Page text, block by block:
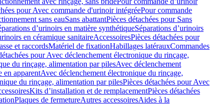
pour Avec commande d'urinoir intégréePour commande
sans eauSans abattantPièces détachées pour Sans
d’urinoirs en matière synthétiqueSéparations d’urinoirs
en céramique sanitaireAccessoiresPièces détachées pour
et raccordsMatériel de fixationHabillages latérauxCommandes
pour Avec déclenchement électronique du rinçage,
du rinçage, alimentation par pilesAvec déclenchement
en apparentAvec déclenchement électronique du rinçage,
du rinçage, alimentation par pilesPièces détachées pour Avec
Kits d’installation et de remplacementPièces détachées
Plaques de fermetureAutres accessoiresAides à la